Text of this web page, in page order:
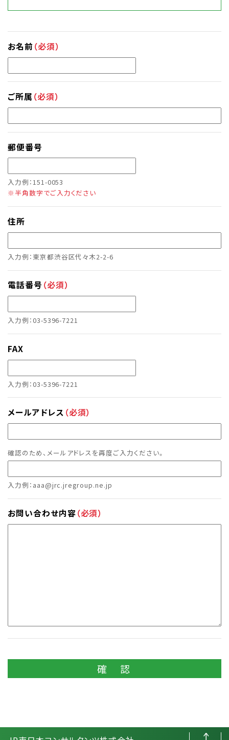
お名前 （必須）
ご所属 （必須）
郵便番号
入力例：151-0053
※半角数字でご入力ください
住所
入力例：東京都渋谷区代々木2-2-6
電話番号 （必須）
入力例：03-5396-7221
FAX
入力例：03-5396-7221
メールアドレス （必須）
確認のため、メールアドレスを再度ご入力ください。
入力例：aaa@jrc.jregroup.ne.jp
お問い合わせ内容（必須）
確 認